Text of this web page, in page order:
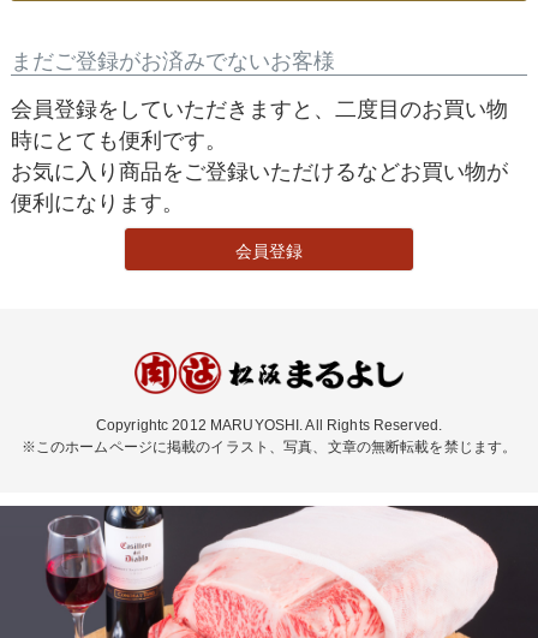
まだご登録がお済みでないお客様
会員登録をしていただきますと、二度目のお買い物
時にとても便利です。
お気に入り商品をご登録いただけるなどお買い物が
便利になります。
会員登録
Copyrightc 2012 MARUYOSHI. All Rights Reserved.
※このホームページに掲載のイラスト、写真、文章の無断転載を禁じます。